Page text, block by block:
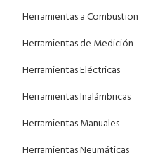
Herramientas a Combustion
Herramientas de Medición
Herramientas Eléctricas
Herramientas Inalámbricas
Herramientas Manuales
Herramientas Neumáticas